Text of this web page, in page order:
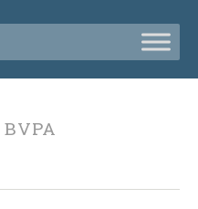
BVPA